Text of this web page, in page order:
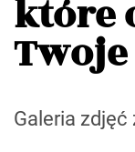
które
Galeria zdjęć